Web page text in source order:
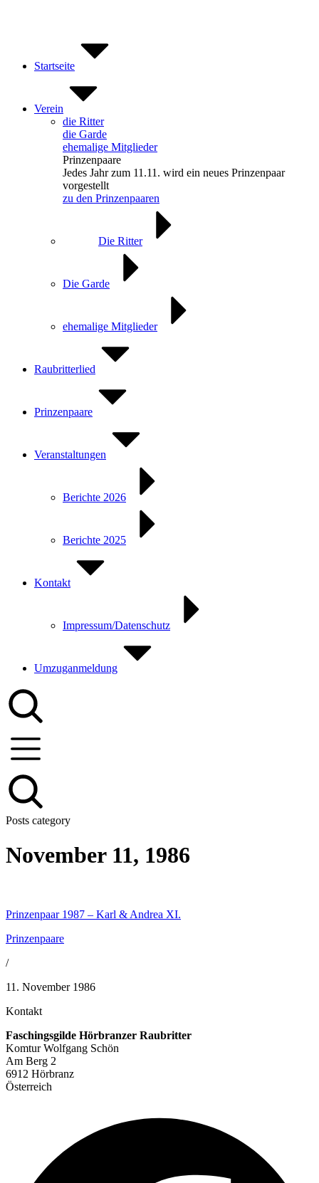
Startseite
Verein
die Ritter
die Garde
ehemalige Mitglieder
Prinzenpaare
Jedes Jahr zum 11.11. wird ein neues Prinzenpaar
vorgestellt
zu den Prinzenpaaren
Die Ritter
Die Garde
ehemalige Mitglieder
Raubritterlied
Prinzenpaare
Veranstaltungen
Berichte 2026
Berichte 2025
Kontakt
Impressum/Datenschutz
Umzuganmeldung
Posts category
November 11, 1986
Prinzenpaar 1987 – Karl & Andrea XI.
Prinzenpaare
/
11. November 1986
Kontakt
Faschingsgilde Hörbranzer Raubritter
Komtur Wolfgang Schön
Am Berg 2
6912 Hörbranz
Österreich